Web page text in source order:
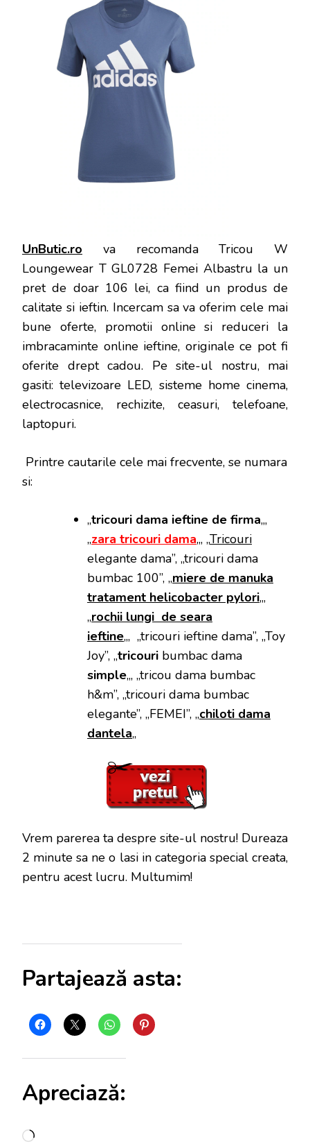
UnButic.ro va recomanda Tricou W
Loungewear T GL0728 Femei Albastru la un
pret de doar 106 lei, ca fiind un produs de
calitate si ieftin. Incercam sa va oferim cele mai
bune oferte, promotii online si reduceri la
imbracaminte online ieftine, originale ce pot fi
oferite drept cadou. Pe site-ul nostru, mai
gasiti: televizoare LED, sisteme home cinema,
electrocasnice, rechizite, ceasuri, telefoane,
laptopuri.
Printre cautarile cele mai frecvente, se numara
si:
„tricouri dama ieftine de firma„,
„zara tricouri dama„, „Tricouri
elegante dama”, „tricouri dama
bumbac 100”, „miere de manuka
tratament helicobacter pylori„,
„rochii lungi de seara
ieftine„, „tricouri ieftine dama”, „Toy
Joy”, „tricouri bumbac dama
simple„, „tricou dama bumbac
h&m”, „tricouri dama bumbac
elegante”, „FEMEI”, „chiloti dama
dantela„
Vrem parerea ta despre site-ul nostru! Dureaza
2 minute sa ne o lasi in categoria special creata,
pentru acest lucru. Multumim!
Partajează asta:
Apreciază:
Încarc...